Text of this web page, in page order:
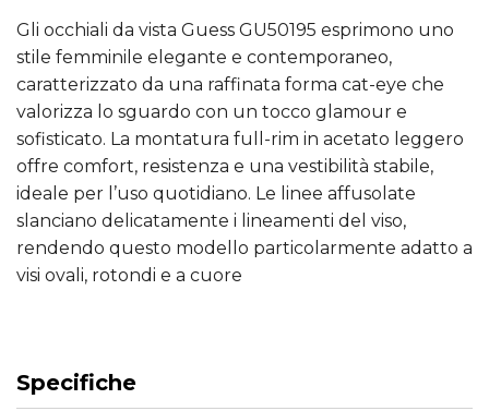
Gli occhiali da vista Guess GU50195 esprimono uno
stile femminile elegante e contemporaneo,
caratterizzato da una raffinata forma cat-eye che
valorizza lo sguardo con un tocco glamour e
sofisticato. La montatura full-rim in acetato leggero
offre comfort, resistenza e una vestibilità stabile,
ideale per l’uso quotidiano. Le linee affusolate
slanciano delicatamente i lineamenti del viso,
rendendo questo modello particolarmente adatto a
visi ovali, rotondi e a cuore
Specifiche